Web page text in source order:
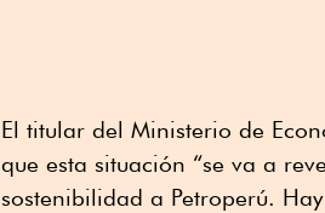
El titular del Ministerio de
que esta situación “se va a
sostenibilidad a Petroperú.